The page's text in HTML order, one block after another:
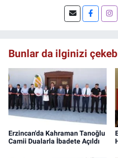
muhabirlik
Bunlar da ilginizi
Erzincan'da Kahraman Tanoğlu
Camii Dualarla İbadete Açıldı